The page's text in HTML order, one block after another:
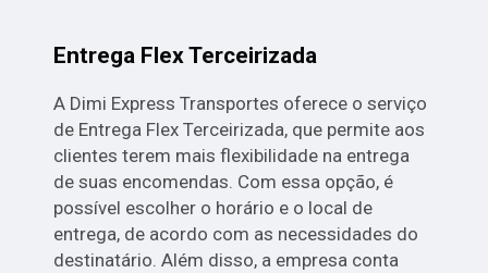
Entrega Flex Terceirizada
A Dimi Express Transportes oferece o serviço
de Entrega Flex Terceirizada, que permite aos
clientes terem mais flexibilidade na entrega
de suas encomendas. Com essa opção, é
possível escolher o horário e o local de
entrega, de acordo com as necessidades do
destinatário. Além disso, a empresa conta